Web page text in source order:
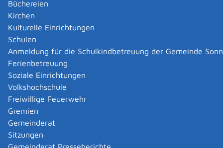
Büchereien
Kirchen
Kulturelle Einrichtungen
Schulen
Anmeldung für die Schulkindbetreuung der Gemeinde
Ferienbetreuung
Soziale Einrichtungen
Volkshochschule
Freiwillige Feuerwehr
Gremien
Gemeinderat
Sitzungen
ist dann bundesweit gültig. Das zu durchlaufende
Verfahren richtet sich nach dem Recht des
Bundeslandes, in dem die Anerkennung beantragt wird.
Sollte dieses Land keine eigenes landesrechtliches
Anerkennungsverfahren vorhalten, richtet es sich nach
dem Recht des Landes, in dem das Verfahren
durchgeführt wird.
Nach Abschluss des Verfahrens erhalten Sie eine
Entscheidung in schriftlicher Form.
Anerkannte Sachverständige und Untersuchungsstellen
Rechercheplattform ReSyMeSa bekannt gegeben,